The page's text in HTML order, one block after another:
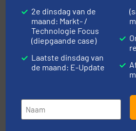
Sinds 1845 is Robbe Industries nv
weeg-, verpakking- en
in verschillende sectoren hebben
2e dinsdag van de
maand: Markt- /
Technologie Focus
(diepgaande case)
Laatste dinsdag van
de maand: E-Update